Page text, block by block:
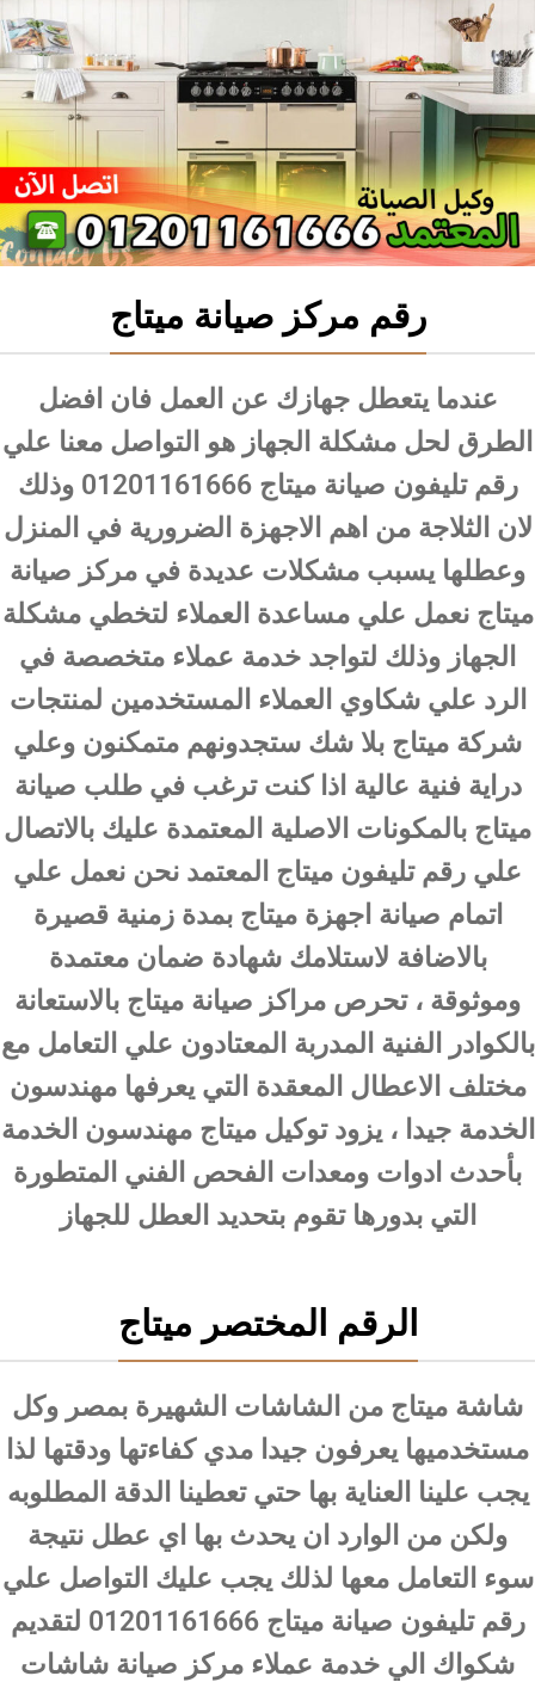
رقم مركز صيانة ميتاج
عندما يتعطل جهازك عن العمل فان افضل
الطرق لحل مشكلة الجهاز هو التواصل معنا علي
رقم تليفون صيانة ميتاج 01201161666 وذلك
لان الثلاجة من اهم الاجهزة الضرورية في المنزل
وعطلها يسبب مشكلات عديدة في مركز صيانة
ميتاج نعمل علي مساعدة العملاء لتخطي مشكلة
الجهاز وذلك لتواجد خدمة عملاء متخصصة في
الرد علي شكاوي العملاء المستخدمين لمنتجات
شركة ميتاج بلا شك ستجدونهم متمكنون وعلي
دراية فنية عالية اذا كنت ترغب في طلب صيانة
ميتاج بالمكونات الاصلية المعتمدة عليك بالاتصال
علي رقم تليفون ميتاج المعتمد نحن نعمل علي
اتمام صيانة اجهزة ميتاج بمدة زمنية قصيرة
بالاضافة لاستلامك شهادة ضمان معتمدة
وموثوقة ، تحرص مراكز صيانة ميتاج بالاستعانة
بالكوادر الفنية المدربة المعتادون علي التعامل مع
مختلف الاعطال المعقدة التي يعرفها مهندسون
الخدمة جيدا ، يزود توكيل ميتاج مهندسون الخدمة
بأحدث ادوات ومعدات الفحص الفني المتطورة
التي بدورها تقوم بتحديد العطل للجهاز
الرقم المختصر ميتاج
شاشة ميتاج من الشاشات الشهيرة بمصر وكل
مستخدميها يعرفون جيدا مدي كفاءتها ودقتها لذا
يجب علينا العناية بها حتي تعطينا الدقة المطلوبه
ولكن من الوارد ان يحدث بها اي عطل نتيجة
سوء التعامل معها لذلك يجب عليك التواصل علي
رقم تليفون صيانة ميتاج 01201161666 لتقديم
شكواك الي خدمة عملاء مركز صيانة شاشات